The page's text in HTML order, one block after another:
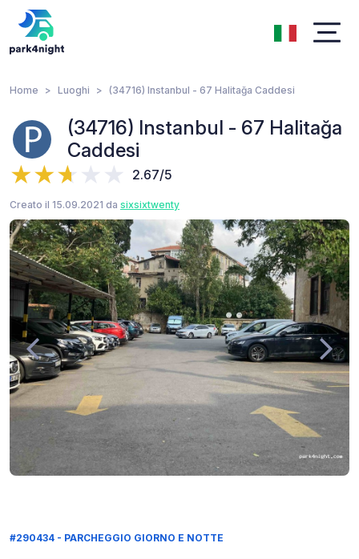
Home Luoghi (34716) Instanbul - 67 Halitağa Caddesi
(34716) Instanbul - 67 Halitağa
Caddesi
2.67/5
Creato il 15.09.2021 da sixsixtwenty
#290434 - PARCHEGGIO GIORNO E NOTTE